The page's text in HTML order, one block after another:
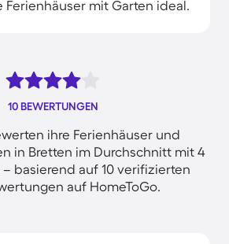
Ferienhäuser mit Garten ideal.
10 BEWERTUNGEN
ihre Ferienhäuser und
in Bretten im Durchschnitt mit 4
basierend auf 10 verifizierten
auf HomeToGo.